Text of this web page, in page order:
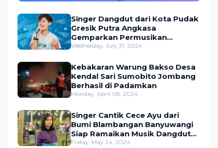
Singer Dangdut dari Kota Pudak
Gresik Putra Angkasa
Gemparkan Permusikan
Dangdut Indonesia
Wednesday, July 31, 2024
Kebakaran Warung Bakso Desa
Kendal Sari Sumobito Jombang
Berhasil di Padamkan
Monday, April 08, 2024
Singer Cantik Cece Ayu dari
Bumi Blambangan Banyuwangi
Siap Ramaikan Musik Dangdut
Indonesia
Friday, May 24, 2024